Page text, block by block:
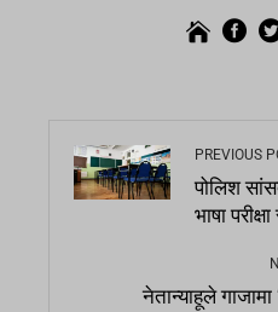
PREVIOUS
पोलिश
भाषा
नेतान्याहूले